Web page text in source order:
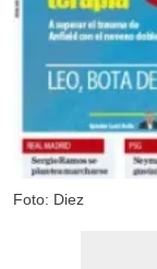
Foto: Diez